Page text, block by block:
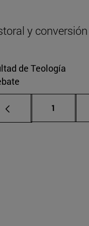
y conversión
de Teología
Página
1